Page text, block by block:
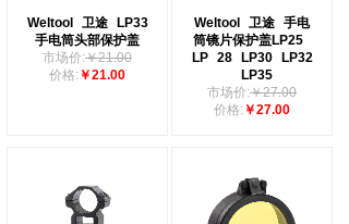
Weltool 卫途
LP33
手电筒头部保护盖
市场价:￥21.00
价格: ￥21.00
Weltool 卫途 手电
筒镜片保护盖LP25
LP
28 LP30
LP32
LP35
市场价:￥27.00
价格: ￥27.00